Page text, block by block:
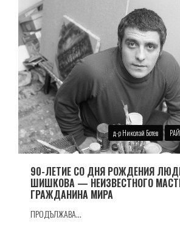
д-р Николай Ботев
90-ЛЕТИЕ СО ДНЯ РОЖДЕНИЯ
ШИШКОВА — НЕИЗВЕСТНОГО
ГРАЖДАНИНА МИРА
ПРОДЪЛЖАВА...